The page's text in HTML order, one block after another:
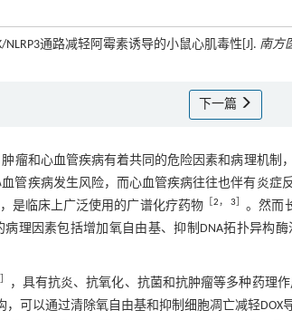
通路减轻阿霉素诱导的小鼠心肌毒性[J]. 南方
下一篇
肿瘤和心血管疾病有着共同的危险因素和病理机制
管疾病发生风险，而心血管疾病往往也伴有炎症
是临床上广泛使用的广谱化疗药物［ 2，3
。然而
病理因素包括增加氧自由基、抑制DNA拓扑异构
，具有抗炎、抗氧化、抗菌和抗肿瘤等多种药理作
可以通过清除氧自由基和抑制细胞凋亡减轻DOX